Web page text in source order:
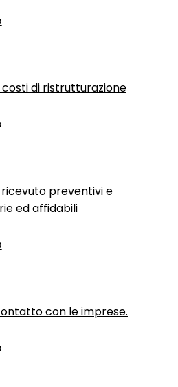
di ristrutturazione
preventivi e
ed affidabili
con le imprese.